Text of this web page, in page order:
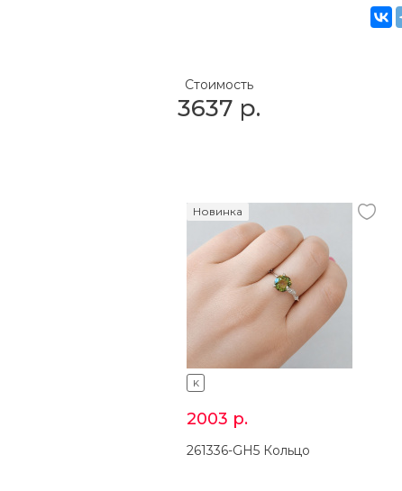
Стоимость
3637 р.
K
Новинка
2003 р.
261336-GH5 Кольцо